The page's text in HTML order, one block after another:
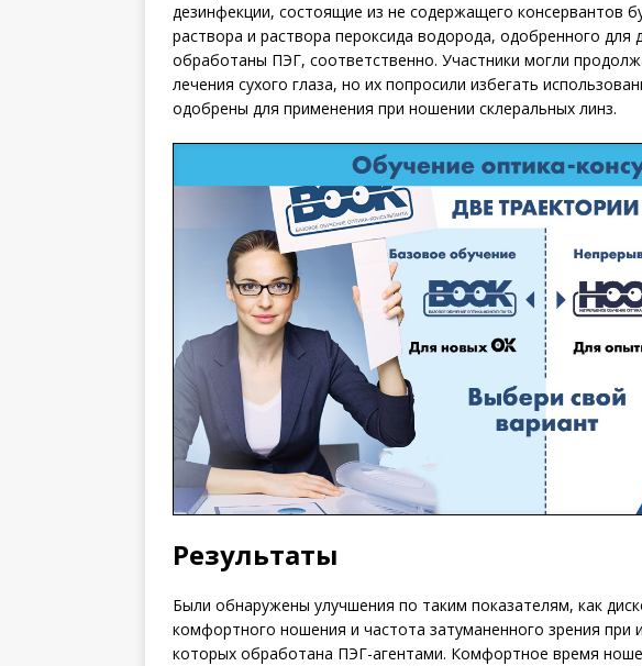
дезинфекции, состоящие из не содержащего консервантов
раствора и раствора пероксида водорода, одобренного для
обработаны ПЭГ, соответственно. Участники могли
лечения сухого глаза, но их попросили избегать
одоб­рены для применения при ношении склеральных линз.
Результаты
Были обнаружены улучшения по таким показателям, как
комфортного ношения и частота затуманенного зрения при
которых обработана ПЭГ-агентами. Комфортное время